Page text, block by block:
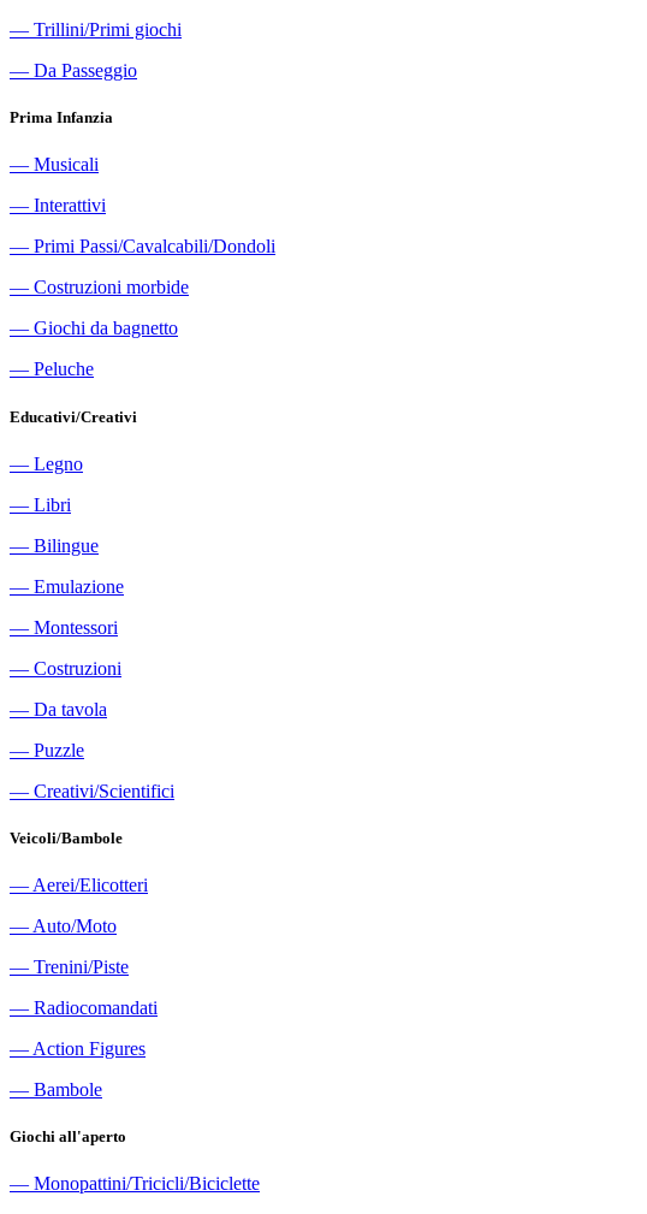
― Trillini/Primi giochi
― Da Passeggio
Prima Infanzia
― Musicali
― Interattivi
― Primi Passi/Cavalcabili/Dondoli
― Costruzioni morbide
― Giochi da bagnetto
― Peluche
Educativi/Creativi
― Legno
― Libri
― Bilingue
― Emulazione
― Montessori
― Costruzioni
― Da tavola
― Puzzle
― Creativi/Scientifici
Veicoli/Bambole
― Aerei/Elicotteri
― Auto/Moto
― Trenini/Piste
― Radiocomandati
― Action Figures
― Bambole
Giochi all'aperto
― Monopattini/Tricicli/Biciclette